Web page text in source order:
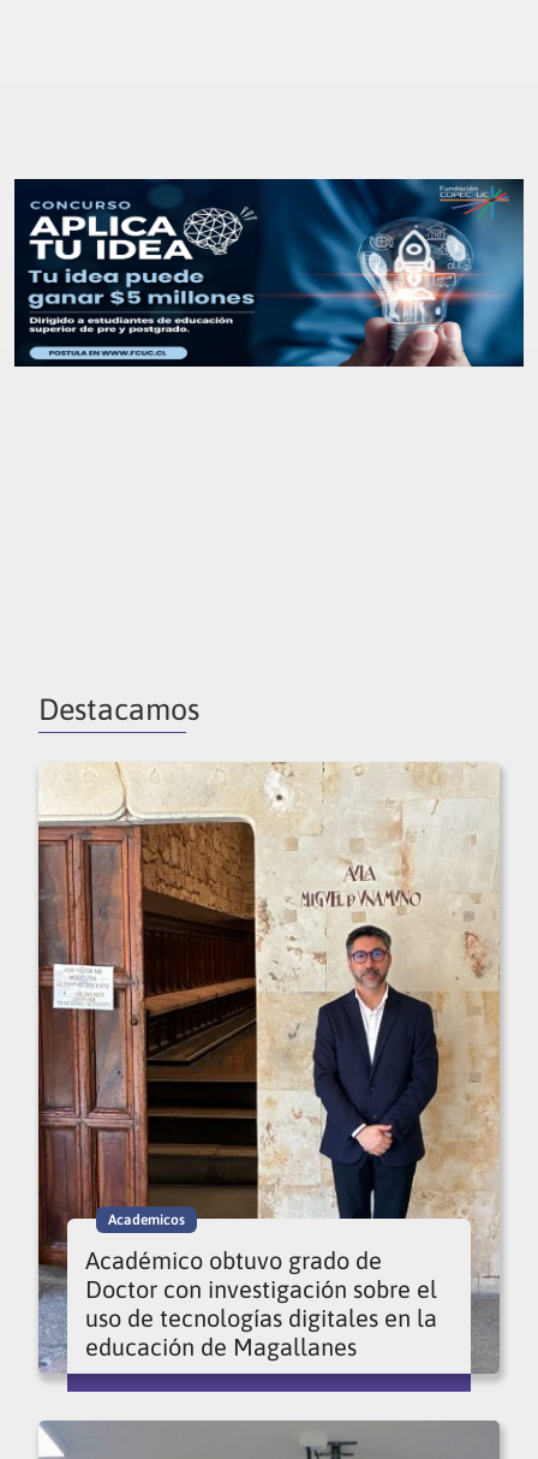
Destacamos
Academicos
Académico obtuvo grado de
Doctor con investigación sobre el
uso de tecnologías digitales en la
educación de Magallanes